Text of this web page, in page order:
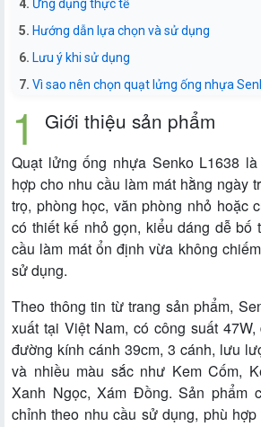
Ứng dụng thực tế
Hướng dẫn lựa chọn và sử dụng
Lưu ý khi sử dụng
Vì sao nên chọn quạt lửng ống nhựa
Giới thiệu sản phẩm
Quạt lửng ống nhựa Senko L1638
hợp cho nhu cầu làm mát hằng ngày
trọ, phòng học, văn phòng nhỏ hoặc
có thiết kế nhỏ gọn, kiểu dáng dễ bố
cầu làm mát ổn định vừa không
sử dụng.
Theo thông tin từ trang sản phẩm,
xuất tại Việt Nam, có công suất
đường kính cánh 39cm, 3 cánh, lưu
và nhiều màu sắc như Kem Cốm,
Xanh Ngọc, Xám Đồng. Sản phẩm
chỉnh theo nhu cầu sử dụng, phù